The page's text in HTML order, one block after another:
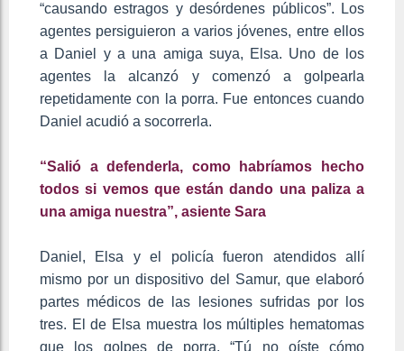
“causando estragos y desórdenes públicos”. Los
agentes persiguieron a varios jóvenes, entre ellos
a Daniel y a una amiga suya, Elsa. Uno de los
agentes la alcanzó y comenzó a golpearla
repetidamente con la porra. Fue entonces cuando
Daniel acudió a socorrerla.
“Salió a defenderla, como habríamos hecho
todos si vemos que están dando una paliza a
una amiga nuestra”, asiente Sara
Daniel, Elsa y el policía fueron atendidos allí
mismo por un dispositivo del Samur, que elaboró
partes médicos de las lesiones sufridas por los
tres. El de Elsa muestra los múltiples hematomas
que los golpes de porra. “Tú no oíste cómo